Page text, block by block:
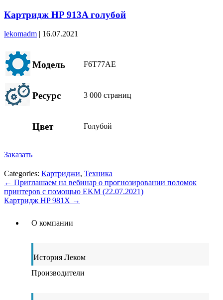
Картридж HP 913A голубой
lekomadm | 16.07.2021
Модель F6T77AE
Ресурс 3 000 страниц
Цвет Голубой
Заказать
Categories: Картриджи, Техника
← Приглашаем на вебинар о прогнозировании поломок
принтеров с помощью EKM (22.07.2021)
Картридж HP 981X →
О компании
История Леком
Производители